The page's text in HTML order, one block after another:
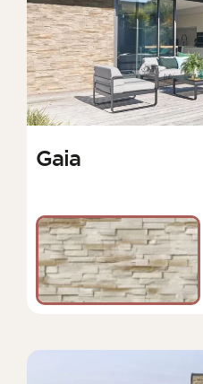
Gaia